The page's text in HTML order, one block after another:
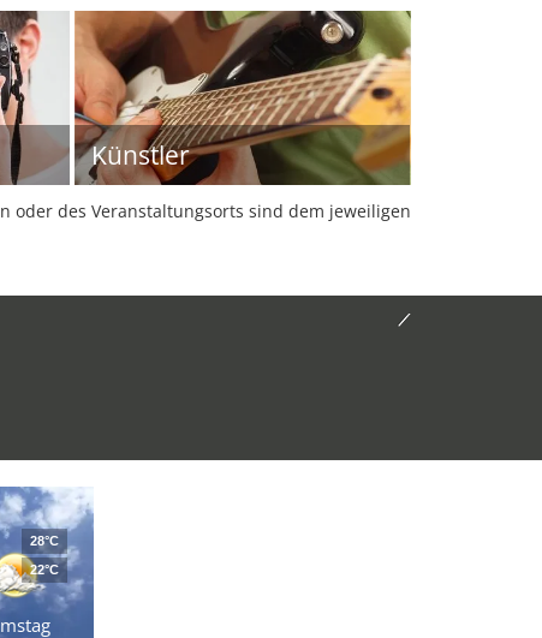
Künstler
oder des Veranstaltungsorts sind dem jeweiligen
28°C
22°C